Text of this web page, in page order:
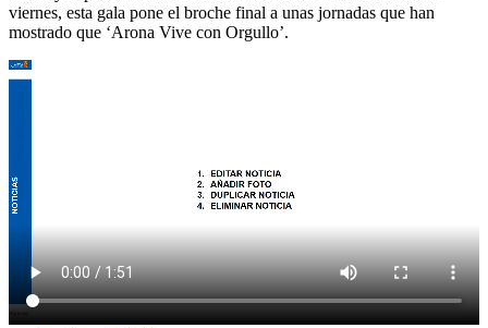
viernes, esta gala pone el broche final a unas jornadas que han
mostrado que ‘Arona Vive con Orgullo’.